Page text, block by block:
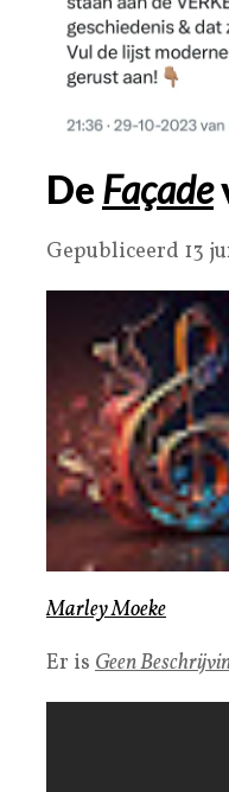
De Façade
Gepubliceerd 13
Marley Moeke
Er is Geen